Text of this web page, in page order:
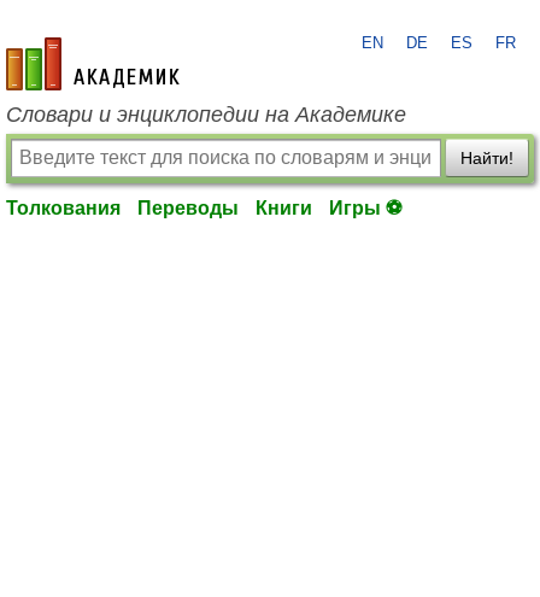
academic.ru
EN DE ES FR
Словари и энциклопедии на Академике
Найти!
Толкования Переводы Книги Игры ⚽